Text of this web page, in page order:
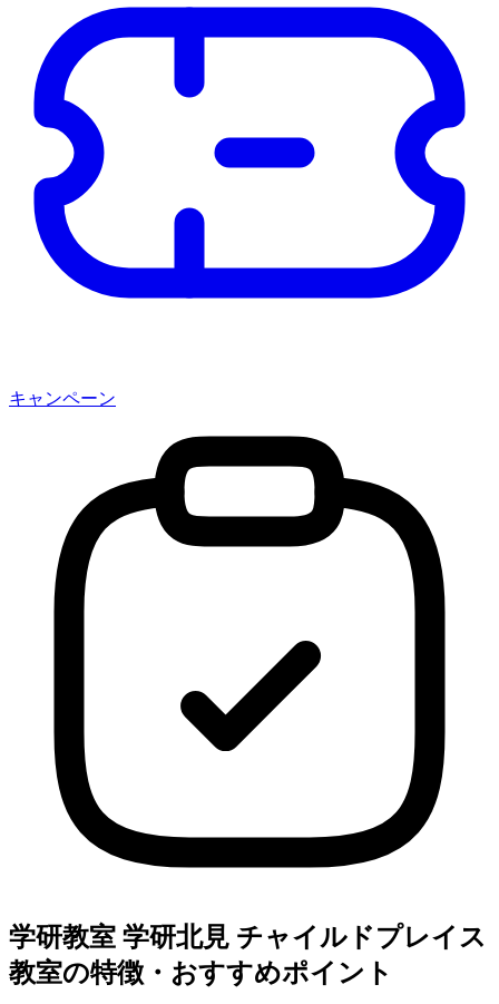
キャンペーン
学研教室 学研北見 チャイルドプレイス
教室の特徴・おすすめポイント